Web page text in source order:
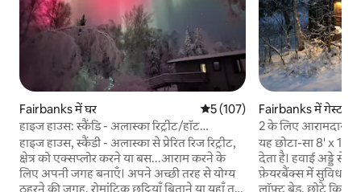
Fairbanks में घर औसत रेटिंग 5 में से 5, 107 समीक्षाएँ
5 (107)
हाइज हाउस: स्कैंडि - अलास्का रिट्रीट/हॉट
टब+अरोड़ा
हाइज हाउस, स्कैंडी - अलास्का से प्रेरित रिज रिट्रीट,
क्षेत्र को एक्सप्लोर करने या बस...आराम करने के
लिए अपनी जगह बनाएँ। अपने अच्छी तरह से योग्य
ठहरने की जगह, रोमांटिक छुट्टियाँ बिताने या यहाँ तक
Fairbanks में
2 के लिए आरामदायक
यह छोटा-सा 8' x 12'
देता है। हवाई अड्डे से
फ़ेयरबैंक्स में
लॉफ़्ट बेड, छोटे